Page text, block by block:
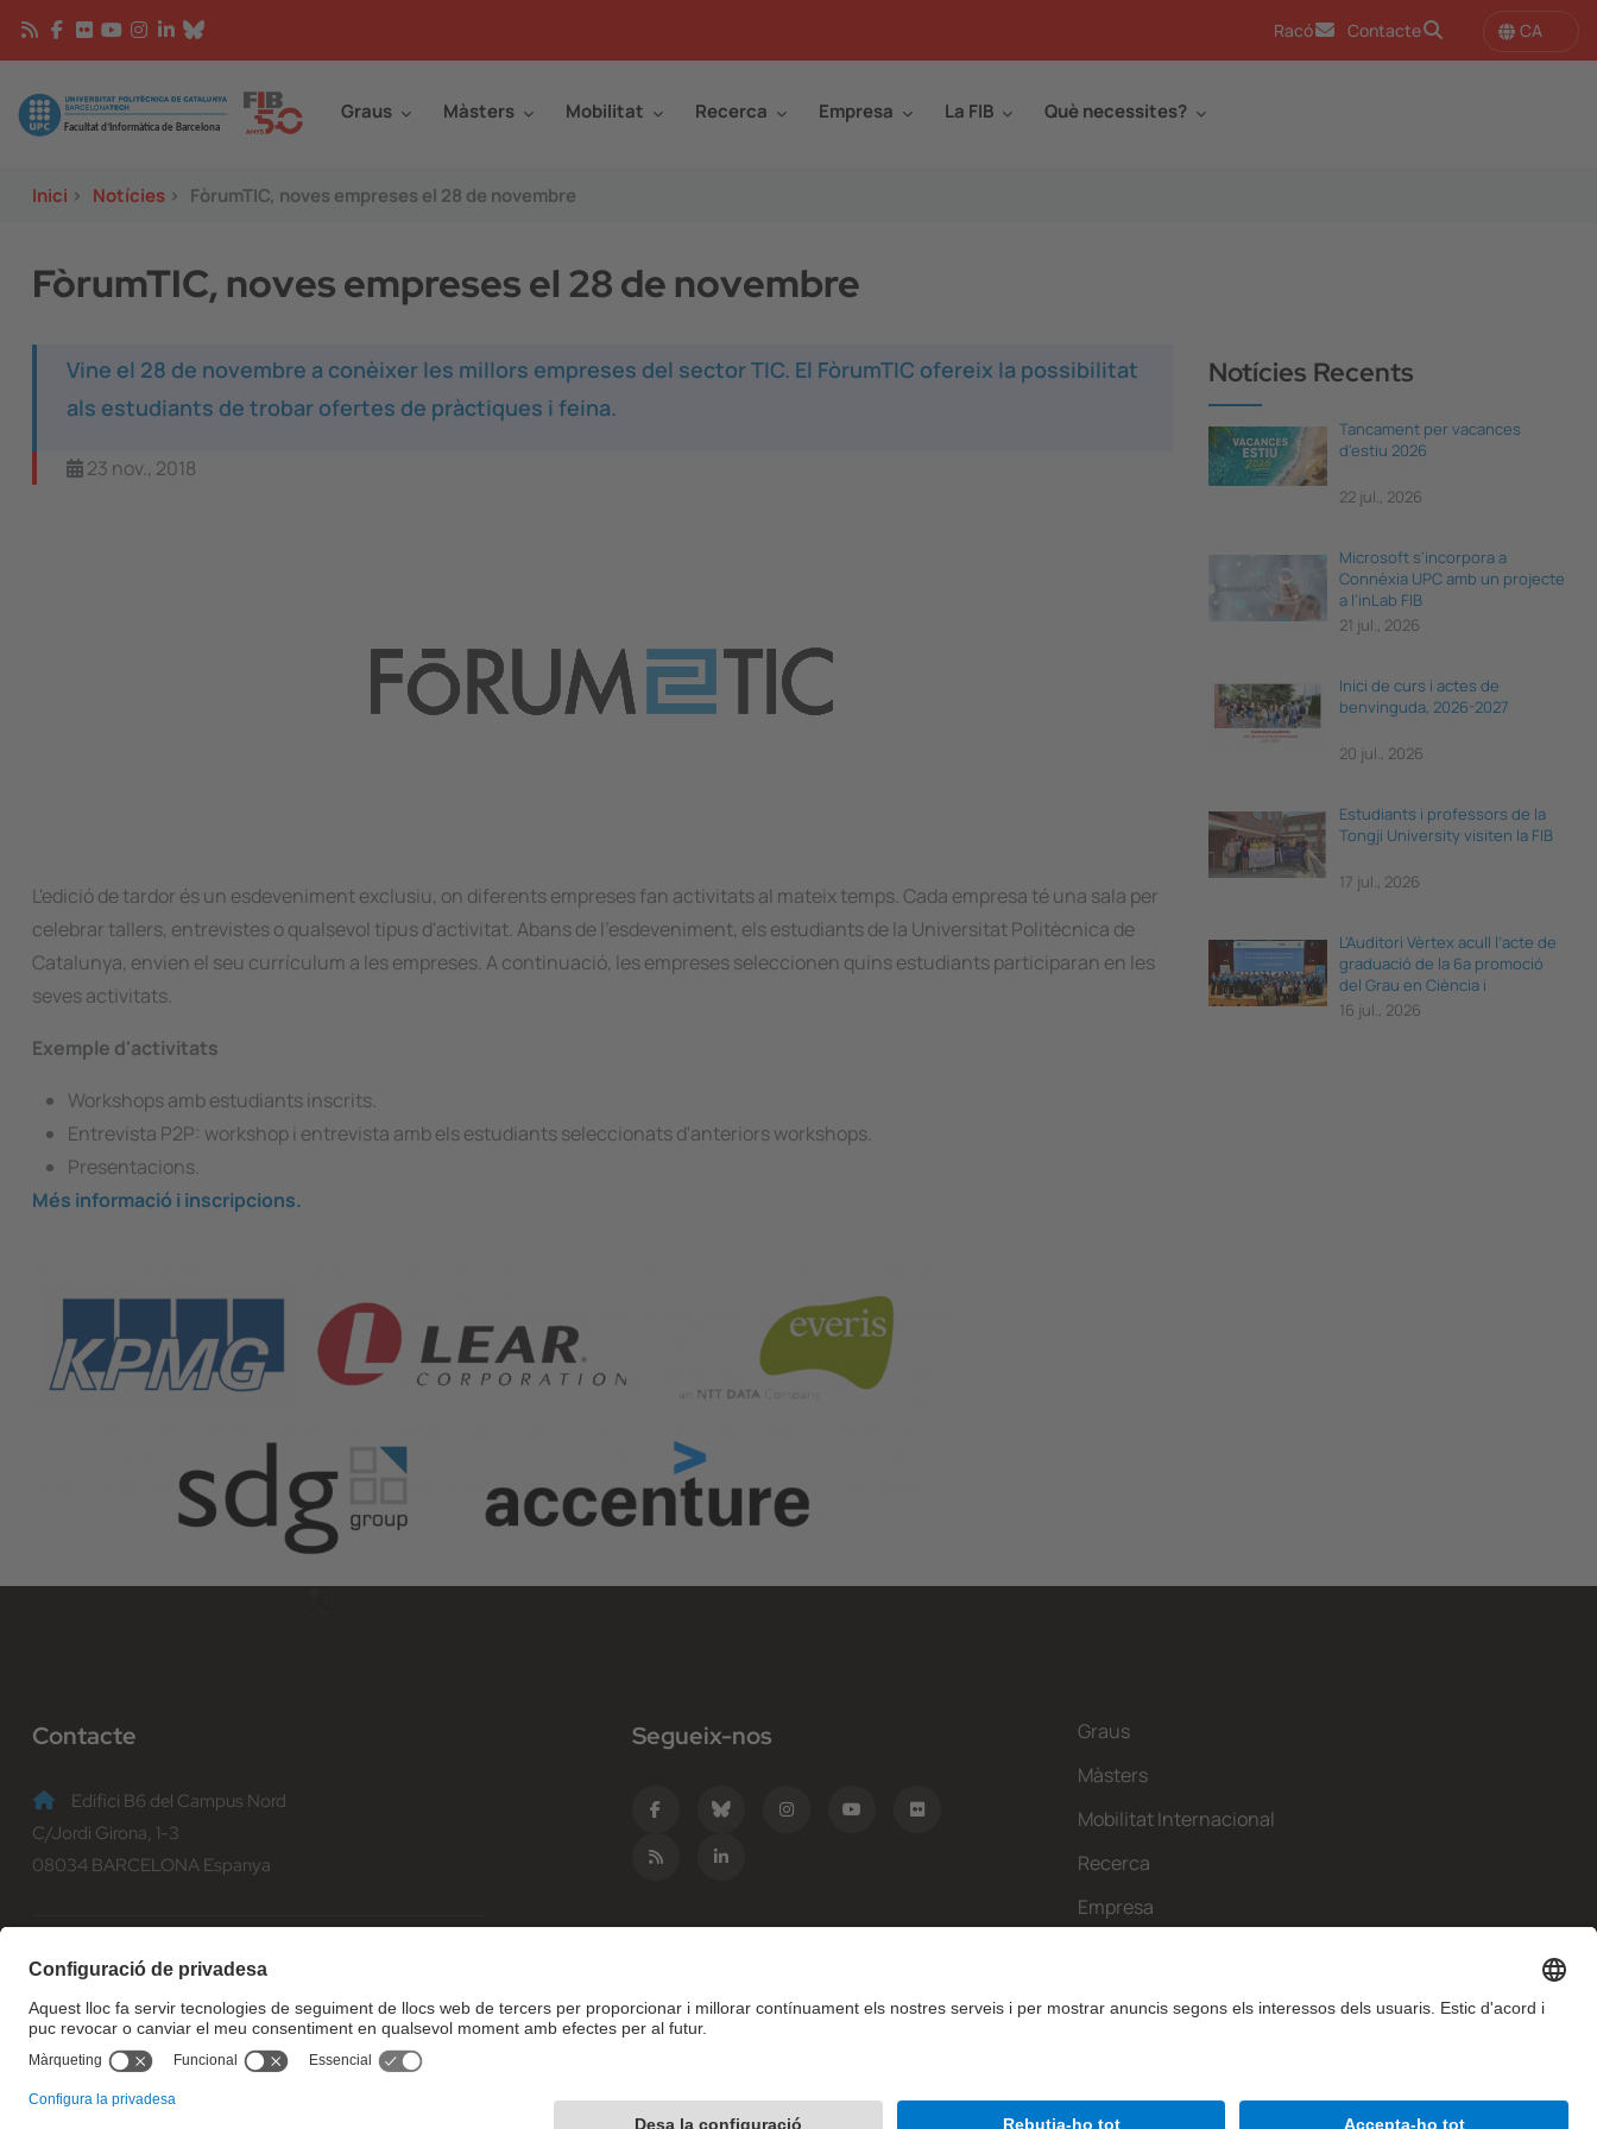
Vés al contingut
Racó Contacte CA
Image Graus Màsters Mobilitat Recerca Empresa La FIB Què necessites?
Inici > Notícies > FòrumTIC, noves empreses el 28 de novembre
FòrumTIC, noves empreses el 28 de novembre
Vine el 28 de novembre a conèixer les millors empreses del sector TIC. El FòrumTIC ofereix la possibilitat
als estudiants de trobar ofertes de pràctiques i feina.
23 nov., 2018
L'edició de tardor és un esdeveniment exclusiu, on diferents empreses fan activitats al mateix temps. Cada empresa té una sala per
celebrar tallers, entrevistes o qualsevol tipus d'activitat. Abans de l'esdeveniment, els estudiants de la Universitat Politècnica de
Catalunya, envien el seu currículum a les empreses. A continuació, les empreses seleccionen quins estudiants participaran en les
seves activitats.
Exemple d'activitats
Workshops amb estudiants inscrits.
Entrevista P2P: workshop i entrevista amb els estudiants seleccionats d'anteriors workshops.
Presentacions.
Més informació i inscripcions.
Notícies Recents
Tancament per vacances
d'estiu 2026
22 jul., 2026
Microsoft s'incorpora a
Connèxia UPC amb un projecte
a l'inLab FIB
21 jul., 2026
Inici de curs i actes de
benvinguda, 2026-2027
20 jul., 2026
Estudiants i professors de la
Tongji University visiten la FIB
17 jul., 2026
L’Auditori Vèrtex acull l’acte de
graduació de la 6a promoció
del Grau en Ciència i
Enginyeria de Dades
16 jul., 2026
Contacte
Edifici B6 del Campus Nord
C/Jordi Girona, 1-3
08034 BARCELONA Espanya
informacio@fib.upc.edu
Segueix-nos
Graus
Màsters
Mobilitat Internacional
Recerca
Empresa